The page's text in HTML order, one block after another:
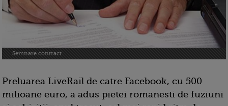
Semnare contract
Preluarea LiveRail de catre Facebook, cu 500
milioane euro, a adus pietei romanesti de fuziuni